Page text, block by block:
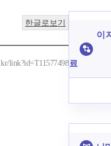
한글로보기
link?id=T11577498
이
료